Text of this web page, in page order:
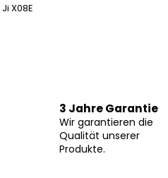
Ji X08E
3 Jahre Garantie
Wir garantieren die
Qualität unserer
Produkte.